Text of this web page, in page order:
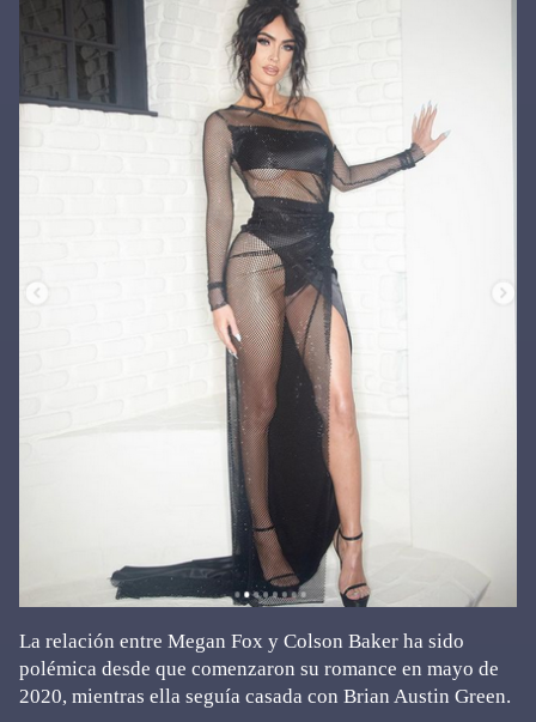
La relación entre Megan Fox y Colson Baker ha sido
polémica desde que comenzaron su romance en mayo de
2020, mientras ella seguía casada con Brian Austin Green.